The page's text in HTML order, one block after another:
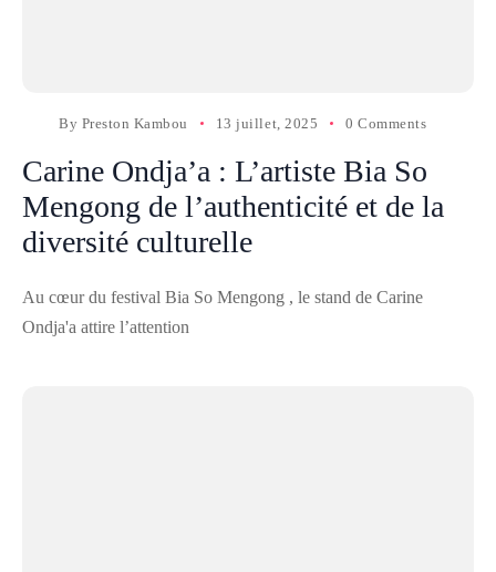
By Preston Kambou 13 juillet, 2025 0 Comments
Carine Ondja’a : L’artiste Bia So
Mengong de l’authenticité et de la
diversité culturelle
Au cœur du festival Bia So Mengong , le stand de Carine
Ondja'a attire l’attention